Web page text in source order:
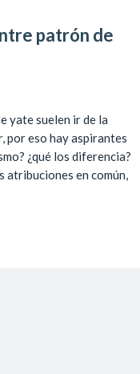
patrón de
yate suelen ir de la
por eso hay aspirantes
¿qué los diferencia?
atribuciones en común,